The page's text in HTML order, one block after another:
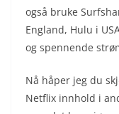
også bruke
England, Hulu i
og spennende
Nå håper jeg du
Netflix innhold i